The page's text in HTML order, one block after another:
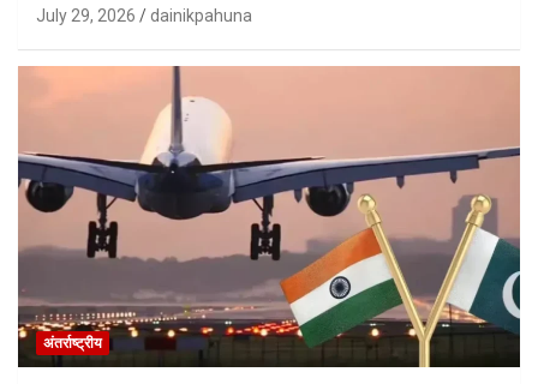
July 29, 2026 dainikpahuna
अंतर्राष्ट्रीय